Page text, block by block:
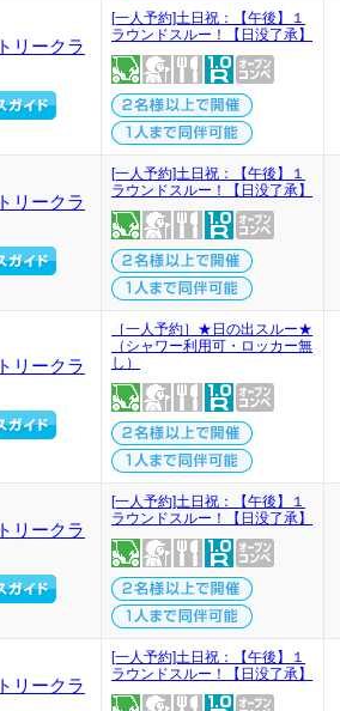
リークラ
[一人予約]土日祝：【午後】１
ラウンドスルー！【日没了承】
リークラ
[一人予約]土日祝：【午後】１
ラウンドスルー！【日没了承】
リークラ
［一人予約］★日の出スルー★
（シャワー利用可・ロッカー無
し）
リークラ
[一人予約]土日祝：【午後】１
ラウンドスルー！【日没了承】
リークラ
[一人予約]土日祝：【午後】１
ラウンドスルー！【日没了承】